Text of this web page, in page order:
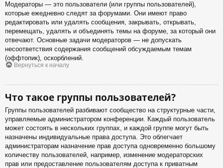
Модераторы — это пользователи (или группы пользователей),
которые ежедневно следят за форумами. Они имеют право
редактировать или удалять сообщения, закрывать, открывать,
перемещать, удалять и объединять темы на форуме, за который они
отвечают. Основные задачи модераторов — не допускать
несоответствия содержания сообщений обсуждаемым темам
(оффтопик), оскорблений.
Вернуться к началу
Что такое группы пользователей?
Группы пользователей разбивают сообщество на структурные части,
управляемые администратором конференции. Каждый пользователь
может состоять в нескольких группах, и каждой группе могут быть
назначены индивидуальные права доступа. Это облегчает
администраторам назначение прав доступа одновременно большому
количеству пользователей, например, изменение модераторских
прав или предоставление пользователям доступа к приватным